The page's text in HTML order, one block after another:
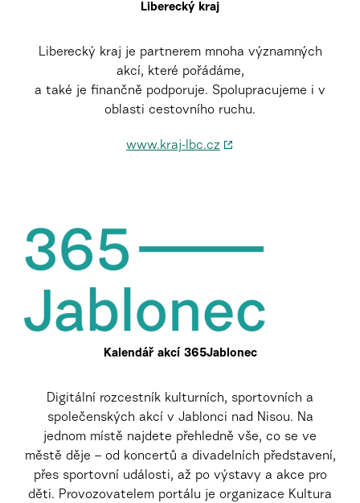
Liberecký kraj
Liberecký kraj je partnerem mnoha významných
akcí, které pořádáme,
a také je finančně podporuje. Spolupracujeme i v
oblasti cestovního ruchu.
www.kraj-lbc.cz
Kalendář akcí 365Jablonec
Digitální rozcestník kulturních, sportovních a
společenských akcí v Jablonci nad Nisou. Na
jednom místě najdete přehledně vše, co se ve
městě děje – od koncertů a divadelních představení,
přes sportovní události, až po výstavy a akce pro
děti. Provozovatelem portálu je organizace Kultura